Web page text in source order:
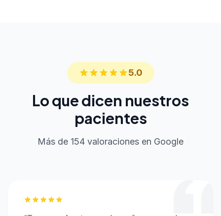
5.0
Lo que dicen nuestros
pacientes
Más de 154 valoraciones en Google